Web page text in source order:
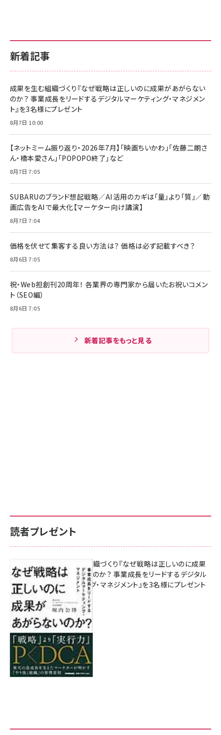
新着記事
成果を生む組織づくり『なぜ戦略は正しいのに成果があがらない
のか？ 事業成長をリードするデジタルマーケティング・マネジメン
ト』を3名様にプレゼント
8月7日 10:00
【ネットミーム振り返り・2026年7月】「映画ちいかわ」「佐藤二朗さ
ん・橋本愛さん」「POPOPO終了」など
8月7日 7:05
SUBARUのブランド想起戦略／AI活用のカギは「量」より「質」／動
画広告をAIで最大化【マーケター向け講演】
8月7日 7:04
価格を伏せて集客する良い方法は？ 価格は必ず記載すべき？
8月6日 7:05
祝・Web担創刊20周年！ 各業界の専門家から届いたお祝いコメン
ト（SEO編）
8月6日 7:05
新着記事をもっと見る
読者プレゼント
成果を生む組織づくり『なぜ戦略は正しいのに成果
があがらないのか？ 事業成長をリードするデジタル
マーケティング・マネジメント』を3名様にプレゼント
8月7日 10:00